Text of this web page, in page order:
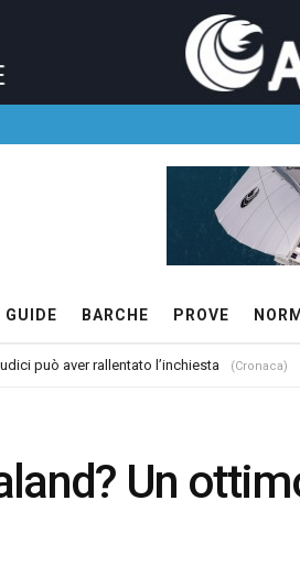
GUIDE BARCHE PROVE
può aver rallentato l’inchiesta (Cronaca)
Un